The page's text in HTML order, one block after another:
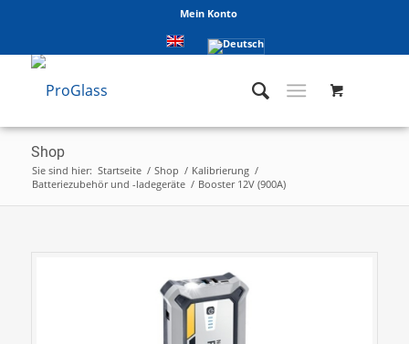
Mein Konto
Shop
Sie sind hier: Startseite / Shop / Kalibrierung /
Batteriezubehör und -ladegeräte / Booster 12V (900A)